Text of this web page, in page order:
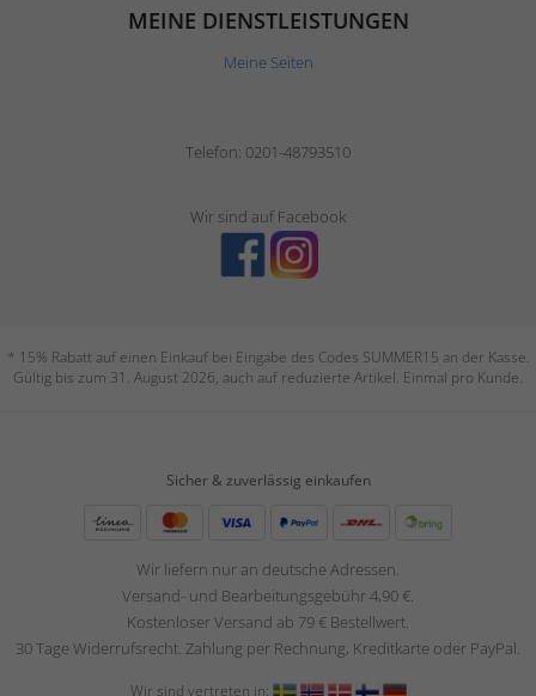
MEINE DIENSTLEISTUNGEN
Meine Seiten
Telefon: 0201-48793510
Wir sind auf Facebook
* 15% Rabatt auf einen Einkauf bei Eingabe des Codes SUMMER15 an der Kasse.
Gültig bis zum 31. August 2026, auch auf reduzierte Artikel. Einmal pro Kunde.
Sicher & zuverlässig einkaufen
Wir liefern nur an deutsche Adressen.
Versand- und Bearbeitungsgebühr 4,90 €.
Kostenloser Versand ab 79 € Bestellwert.
30 Tage Widerrufsrecht. Zahlung per Rechnung, Kreditkarte oder PayPal.
Wir sind vertreten in: